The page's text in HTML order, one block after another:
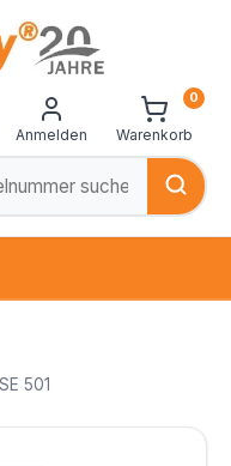
Anmelden Warenkorb
0
SE 501